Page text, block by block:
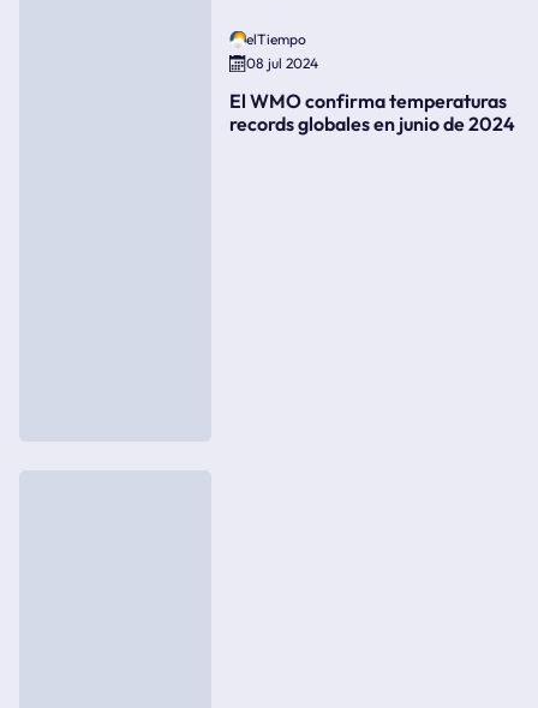
elTiempo
08 jul 2024
El WMO confirma temperaturas
records globales en junio de 2024